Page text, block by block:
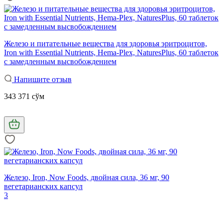
Железо и питательные вещества для здоровья эритроцитов,
Iron with Essential Nutrients, Hema-Plex, NaturesPlus, 60 таблеток
с замедленным высвобождением
Напишите отзыв
343 371 сўм
Железо, Iron, Now Foods, двойная сила, 36 мг, 90
вегетарианских капсул
3